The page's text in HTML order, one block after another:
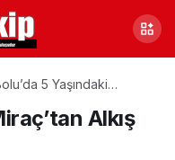
5 Yaşındaki
Alkış
Paylaş